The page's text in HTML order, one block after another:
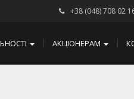
+38 (048) 708 02
АКЦІОНЕРАМ